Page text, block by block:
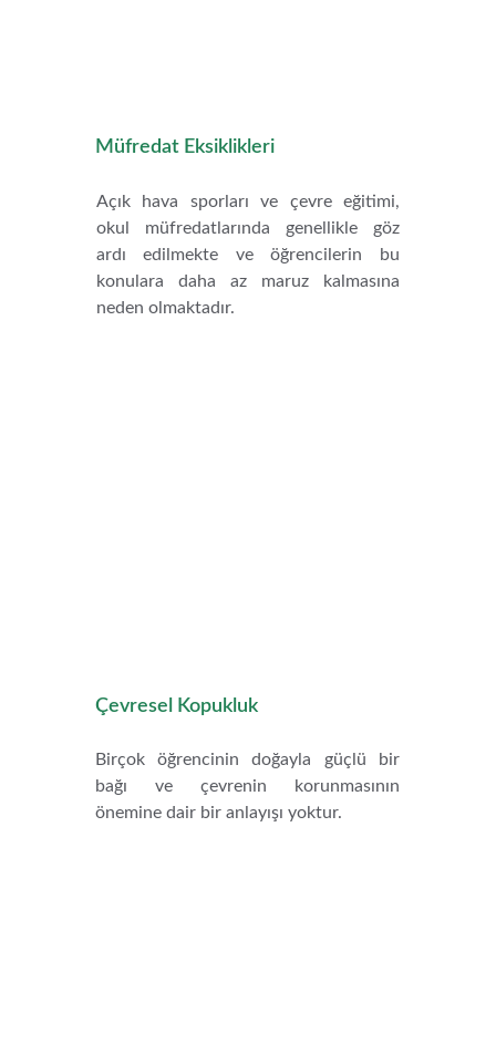
Açık hava sporları ve çevre eğitimi,
okul müfredatlarında genellikle göz
ardı edilmekte ve öğrencilerin bu
konulara daha az maruz kalmasına
neden olmaktadır.
Müfredat Eksiklikleri
Çevresel Kopukluk
Birçok öğrencinin doğayla güçlü bir
bağı ve çevrenin korunmasının
önemine dair bir anlayışı yoktur.